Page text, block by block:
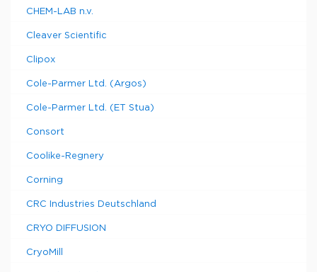
CHEM-LAB n.v.
Cleaver Scientific
Clipox
Cole-Parmer Ltd. (Argos)
Cole-Parmer Ltd. (ET Stua)
Consort
Coolike-Regnery
Corning
CRC Industries Deutschland
CRYO DIFFUSION
CryoMill